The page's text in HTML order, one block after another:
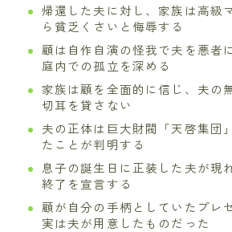
帰還した夫に対し、家族は高級
ら貧乏くさいと侮辱する
顧は自作自演の怪我で夫を悪者
庭内での孤立を深める
家族は顧を全面的に信じ、夫の
切耳を貸さない
夫の正体は巨大財閥「天啓集団
たことが判明する
息子の誕生日に正装した夫が現
終了を宣言する
顧が自分の手柄としていたプレ
実は夫が用意したものだった